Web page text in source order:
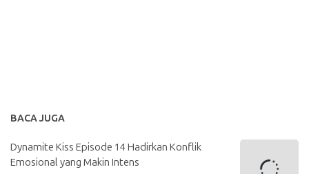
BACA JUGA
Dynamite Kiss Episode 14 Hadirkan Konflik
Emosional yang Makin Intens